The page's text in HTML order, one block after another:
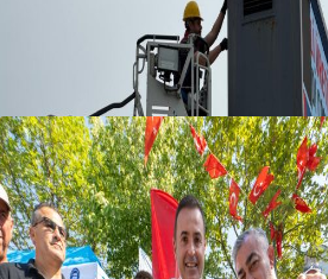
Büyükşehir Çevresel İzleme Ağını
Bandırma ile Güçlendirdi
05 Ağustos 2026